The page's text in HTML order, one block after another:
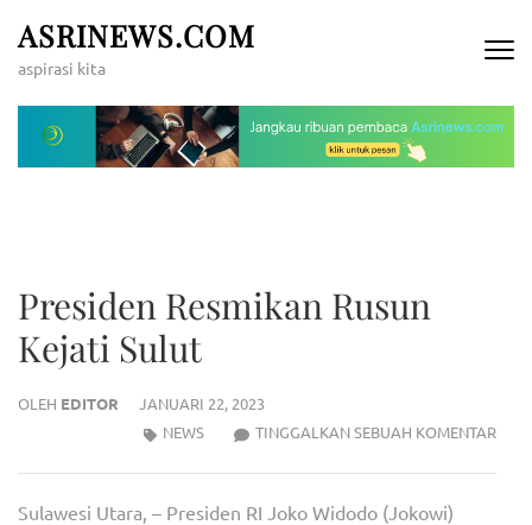
ke
konten
Enter)
ASRINEWS.COM
aspirasi kita
Presiden Resmikan Rusun
Kejati Sulut
OLEH EDITOR
JANUARI 22, 2023
TINGGALKAN SEBUAH KOMENTAR
NEWS
Sulawesi Utara, – Presiden RI Joko Widodo (Jokowi)